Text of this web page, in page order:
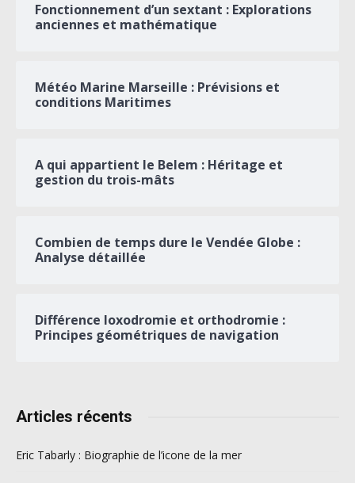
Fonctionnement d’un sextant : Explorations
anciennes et mathématique
Météo Marine Marseille : Prévisions et
conditions Maritimes
A qui appartient le Belem : Héritage et
gestion du trois-mâts
Combien de temps dure le Vendée Globe :
Analyse détaillée
Différence loxodromie et orthodromie :
Principes géométriques de navigation
Articles récents
Eric Tabarly : Biographie de l’icone de la mer